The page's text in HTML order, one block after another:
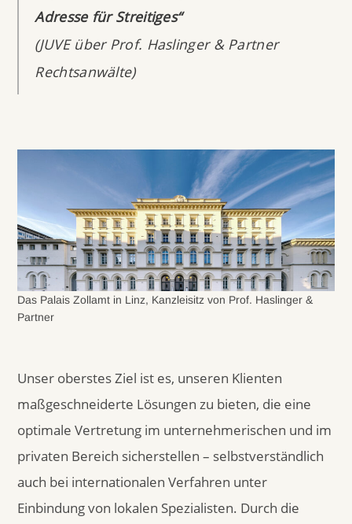
Adresse für Streitiges“
(JUVE über Prof. Haslinger & Partner
Rechtsanwälte)
Das Palais Zollamt in Linz, Kanzleisitz von Prof. Haslinger &
Partner
Unser oberstes Ziel ist es, unseren Klienten
maßgeschneiderte Lösungen zu bieten, die eine
optimale Vertretung im unternehmerischen und im
privaten Bereich sicherstellen – selbstverständlich
auch bei internationalen Verfahren unter
Einbindung von lokalen Spezialisten. Durch die